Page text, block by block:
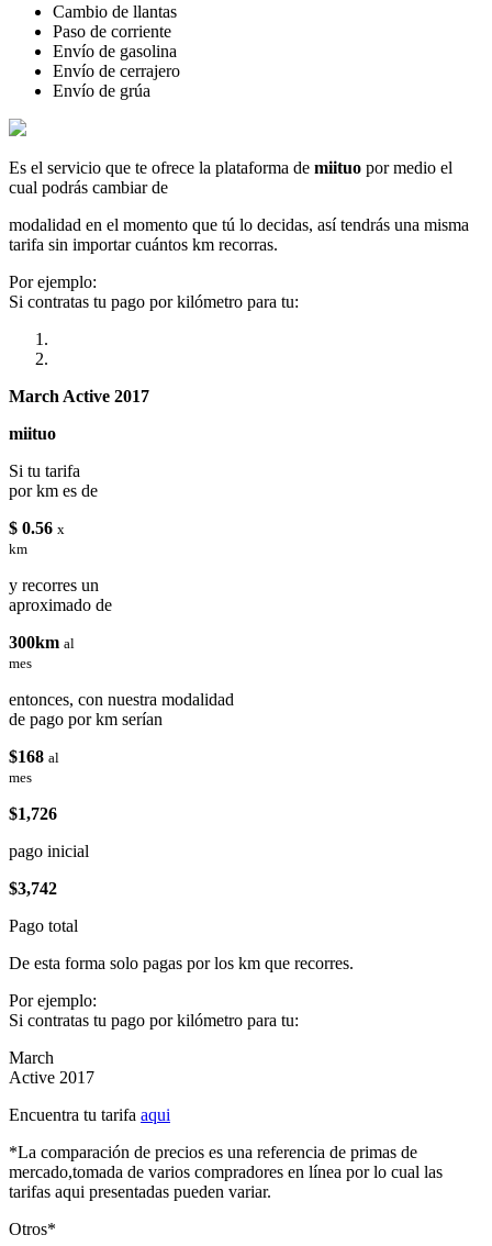
Cambio de llantas
Paso de corriente
Envío de gasolina
Envío de cerrajero
Envío de grúa
Es el servicio que te ofrece la plataforma de miituo por medio el
cual podrás cambiar de
modalidad en el momento que tú lo decidas, así tendrás una misma
tarifa sin importar cuántos km recorras.
Por ejemplo:
Si contratas tu pago por kilómetro para tu:
March Active 2017
miituo
Si tu tarifa
por km es de
$ 0.56 x
km
y recorres un
aproximado de
300km al
mes
entonces, con nuestra modalidad
de pago por km serían
$168 al
mes
$1,726
pago inicial
$3,742
Pago total
De esta forma solo pagas por los km que recorres.
Por ejemplo:
Si contratas tu pago por kilómetro para tu:
March
Active 2017
Encuentra tu tarifa aqui
*La comparación de precios es una referencia de primas de
mercado,tomada de varios compradores en línea por lo cual las
tarifas aqui presentadas pueden variar.
Otros*